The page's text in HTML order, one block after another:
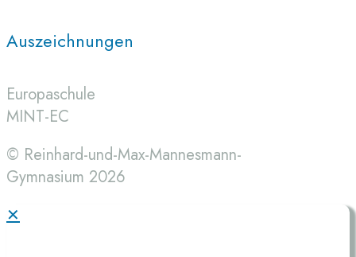
Auszeichnungen
Europaschule
MINT-EC
© Reinhard-und-Max-Mannesmann-
Gymnasium 2026
✕